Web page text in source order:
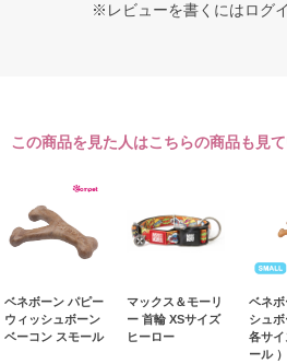
※レビューを書くにはログ
この商品を見た人はこちらの商品も見
ベネボーン パピー
ウィッシュボーン
ベーコン スモール
マックス＆モーリ
ー 首輪 XSサイズ
ヒーロー
ベネ
シュ
各サ
ール ）